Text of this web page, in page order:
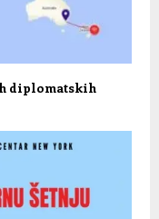
diplomatskih